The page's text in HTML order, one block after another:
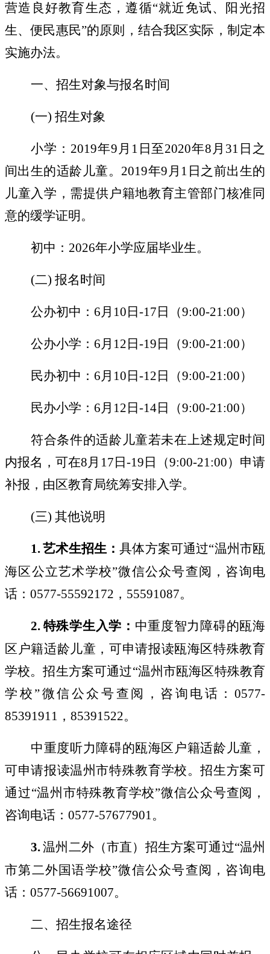
营造良好教育生态，遵循“就近免试、阳光招
生、便民惠民”的原则，结合我区实际，制定本
实施办法。
一、招生对象与报名时间
(一) 招生对象
小学： 2019年9 月 1 日至2020年8 月 31 日之
间出生的适龄儿童。 2019年9 月 1 日之前出生的
儿童入学，需提供户籍地教育主管部门核准同
意的缓学证明。
初中： 2026年小学应届毕业生。
(二) 报名时间
公办初中： 6月 10 日 -17 日（9:00-21:00）
公办小学： 6月 12 日 -19 日（9:00-21:00）
民办初中： 6月 10 日 -12 日（9:00-21:00）
民办小学： 6月 12 日 -14日（9:00-21:00）
符合条件的适龄儿童若未在上述规定时间
内报名，可在8月 17 日 -19 日（9:00-21:00）申请
补报，由区教育局统筹安排入学。
(三) 其他说明
1.艺术生招生：具体方案可通过“温州市瓯
海区公立艺术学校”微信公众号查阅，咨询电
话： 0577-55592172 ， 55591087。
2. 特殊学生入学： 中重度智力障碍的瓯海
区户籍适龄儿童，可申请报读瓯海区特殊教育
学校。招生方案可通过“温州市瓯海区特殊教育
学校”微信公众号查阅，咨询电话： 0577-
85391911 ， 85391522。
中重度听力障碍的瓯海区户籍适龄儿童，
可申请报读温州市特殊教育学校。招生方案可
通过“温州市特殊教育学校”微信公众号查阅，
咨询电话： 0577-57677901。
3.温州二外（市直）招生方案可通过“温州
市第二外国语学校”微信公众号查阅，咨询电
话： 0577-56691007。
二、招生报名途径